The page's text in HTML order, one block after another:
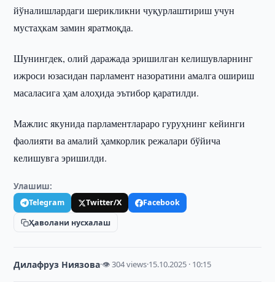
йўналишлардаги шерикликни чуқурлаштириш учун
мустаҳкам замин яратмоқда.
Шунингдек, олий даражада эришилган келишувларнинг
ижроси юзасидан парламент назоратини амалга ошириш
масаласига ҳам алоҳида эътибор қаратилди.
Мажлис якунида парламентлараро гуруҳнинг кейинги
фаолияти ва амалий ҳамкорлик режалари бўйича
келишувга эришилди.
Улашиш:
Telegram Twitter/X
Facebook
Ҳаволани нусхалаш
Дилафруз Ниязова·👁 304 views·15.10.2025 · 10:15